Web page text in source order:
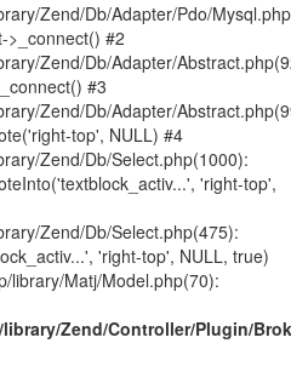
Zend/Db/Adapter/Pdo/
>_connect() #2
Zend/Db/Adapter/
#3
Zend/Db/Adapter/
top', NULL) #4
Zend/Db/Select.php(1000):
'right-top',
Zend/Db/Select.php(475):
'right-top', NULL, true)
library/Matj/Model.php(70):
Zend/Controller/Plugin/